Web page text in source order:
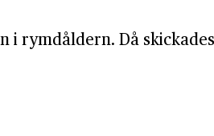
i rymdåldern. Då